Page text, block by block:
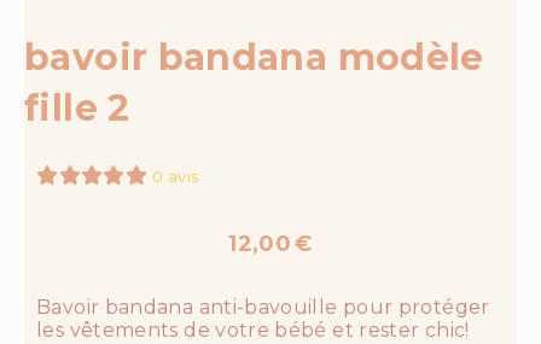
bavoir bandana modèle
fille 2
0 avis
12,00€
Bavoir bandana anti-bavouille pour protéger
les vêtements de votre bébé et rester chic!